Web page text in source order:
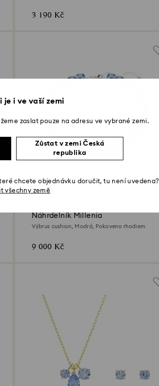
3 190 Kč
Náhrdelník Millenia
Výbrus cushion, Modrá, Pokoveno rhodiem
9 000 Kč
je i ve vaší zemi
zaslat pouze na adresu ve vybrané zemi.
Zůstat v zemi Česká
republika
chcete objednávku doručit, tu není uvedena?
všechny země